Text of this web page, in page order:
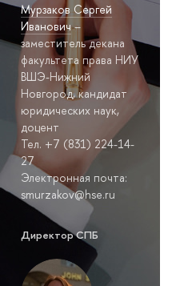
Мурзаков Сергей
Иванович–
заместитель декана
факультета права НИУ
ВШЭ-Нижний
Новгород, кандидат
юридических наук,
доцент
Тел. +7 (831) 224-14-
27
Электронная почта:
smurzakov@hse.ru
Директор СПБ